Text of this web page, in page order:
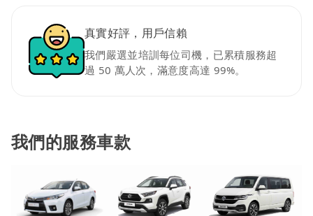
真實好評，用戶信賴
我們嚴選並培訓每位司機，已累積服務超
過 50 萬人次，滿意度高達 99%。
我們的服務車款